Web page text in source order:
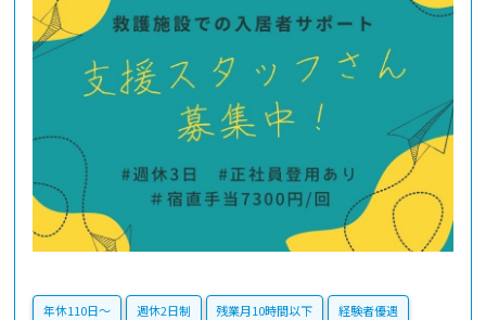
年休110日〜 週休2日制 残業月10時間以下 経験者優遇